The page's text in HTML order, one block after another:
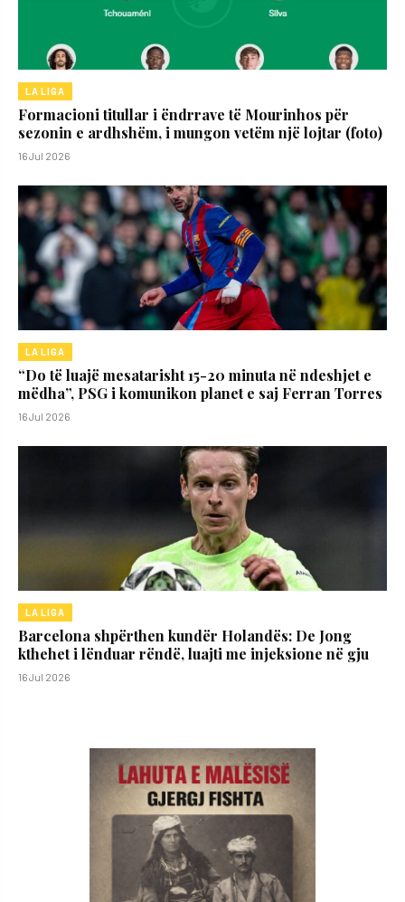
LA LIGA
Formacioni titullar i ëndrrave të Mourinhos për
sezonin e ardhshëm, i mungon vetëm një lojtar (foto)
16 Jul 2026
LA LIGA
“Do të luajë mesatarisht 15-20 minuta në ndeshjet e
mëdha”, PSG i komunikon planet e saj Ferran Torres
16 Jul 2026
LA LIGA
Barcelona shpërthen kundër Holandës: De Jong
kthehet i lënduar rëndë, luajti me injeksione në gju
16 Jul 2026